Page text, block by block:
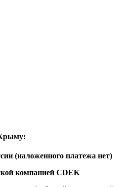
(наложенного платежа нет)
компанией CDEK